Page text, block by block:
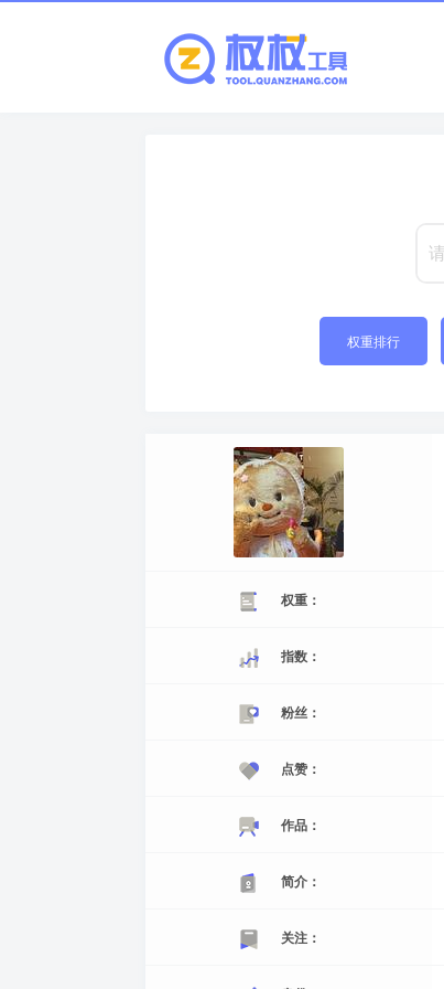
权重排行
权重：
指数：
粉丝：
点赞：
作品：
简介：
关注：